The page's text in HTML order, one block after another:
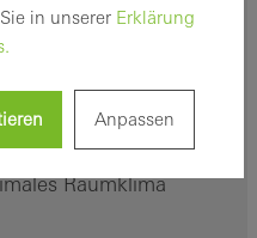
Raumklima​
in unserer Erklärung
Anpassen